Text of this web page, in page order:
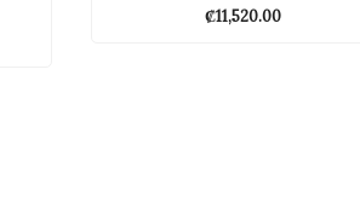
₡11,520.00